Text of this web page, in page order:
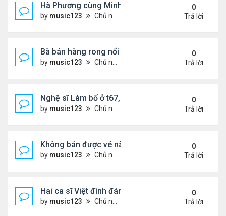
Hà Phương cùng Minh Tuyết đi sự kiện
by music123 Chủ nhật Tháng 7 26, 2026 3:51 pm
0
Trả lời
Bà bán hàng rong nổi tiếng bị tịch thu quang gánh
by music123 Chủ nhật Tháng 7 26, 2026 3:46 pm
0
Trả lời
Nghệ sĩ Làm bố ở t67, mê dưỡng da chẳng kém
by music123 Chủ nhật Tháng 7 26, 2026 3:41 pm
0
Trả lời
Không bán được vé nào, 1 phim Việt rời rạp
by music123 Chủ nhật Tháng 7 26, 2026 3:28 pm
0
Trả lời
Hai ca sĩ Việt đình đám không phải vợ chồng vẫn
by music123 Chủ nhật Tháng 7 26, 2026 2:51 pm
0
Trả lời